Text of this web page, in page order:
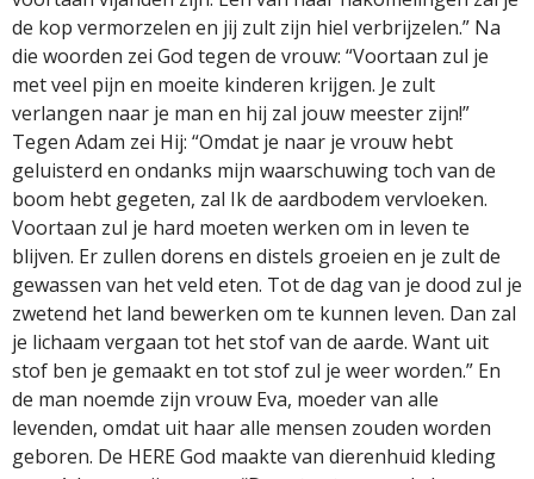
de kop vermorzelen en jij zult zijn hiel verbrijzelen.” Na
die woorden zei God tegen de vrouw: “Voortaan zul je
met veel pijn en moeite kinderen krijgen. Je zult
verlangen naar je man en hij zal jouw meester zijn!”
Tegen Adam zei Hij: “Omdat je naar je vrouw hebt
geluisterd en ondanks mijn waarschuwing toch van de
boom hebt gegeten, zal Ik de aardbodem vervloeken.
Voortaan zul je hard moeten werken om in leven te
blijven. Er zullen dorens en distels groeien en je zult de
gewassen van het veld eten. Tot de dag van je dood zul je
zwetend het land bewerken om te kunnen leven. Dan zal
je lichaam vergaan tot het stof van de aarde. Want uit
stof ben je gemaakt en tot stof zul je weer worden.” En
de man noemde zijn vrouw Eva, moeder van alle
levenden, omdat uit haar alle mensen zouden worden
geboren. De HERE God maakte van dierenhuid kleding